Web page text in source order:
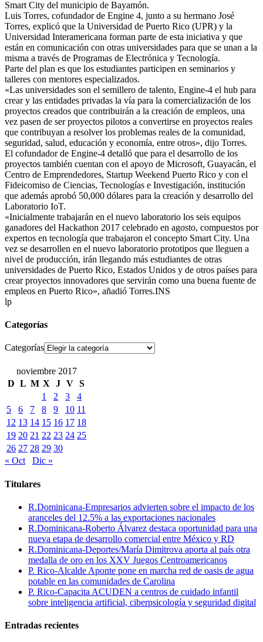
Smart City del municipio de Bayamón.
Luis Torres, cofundador de Engine 4, junto a su hermano José
Torres, explicó que la Universidad de Puerto Rico (UPR) y la
Universidad Interamericana forman parte de esta iniciativa y que
están en comunicación con otras universidades para que se unan a la
misma a través de Programas de Electrónica y Tecnología.
Parte del plan es que los estudiantes participen en seminarios y
talleres con mentores especializados.
«Las universidades son el semillero de talento, Engine-4 el hub para
crear y las entidades privadas la vía para la comercialización de los
proyectos creados que contribuirán a la creación de empleos, una
vez pasen de ser proyectos pilotos a convertirse en proyectos reales
que contribuyan a resolver los problemas reales de la comunidad,
seguridad, salud, educación y economía, entre otros», dijo Torres.
El cofundador de Engine-4 detalló que para el desarrollo de los
proyectos también cuentan con el apoyo de Microsoft, Guayacán, el
Centro de Emprendedores, Startup Weekend Puerto Rico y con el
Fideicomiso de Ciencias, Tecnologías e Investigación, institución
que además aprobó 50,000 dólares para la creación y desarrollo del
Laboratorio IoT.
«Inicialmente trabajarán en el nuevo laboratorio los seis equipos
ganadores del Hackathon 2017 celebrado en agosto, compuestos por
expertos en tecnología que trabajaron el concepto Smart City. Una
vez se desarrollen en el nuevo laboratorio prototipos que lleguen a
nivel de producción, irán llegando más estudiantes de otras
universidades de Puerto Rico, Estados Unidos y de otros países para
crear proyectos innovadores que servirán como una buena fuente de
empleos en Puerto Rico», añadió Torres.INS
lp
Categorías
Categorías
noviembre 2017
D L M X J V S
1
2 3
4
5
6 7 8 9 10 11
12 13 14 15 16 17 18
19 20 21 22 23 24 25
26 27 28 29 30
« Oct
Dic »
Titulares
R.Dominicana-Empresarios advierten sobre el impacto de los
aranceles del 12.5% a las exportaciones nacionales
R.Dominicana-Roberto Álvarez destaca oportunidad para una
nueva etapa de desarrollo comercial entre México y RD
R.Dominicana-Deportes/María Dimitrova aporta al país otra
medalla de oro en los XXV Juegos Centroamericanos
P. Rico-Alcalde Aponte pone en marcha red de oasis de agua
potable en las comunidades de Carolina
P. Rico-Capacita ACUDEN a centros de cuidado infantil
sobre inteligencia artificial, ciberpsicología y seguridad digital
Entradas recientes